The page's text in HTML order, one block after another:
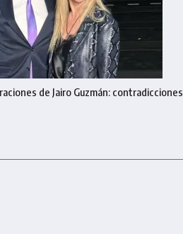
de Jairo Guzmán: contradicciones